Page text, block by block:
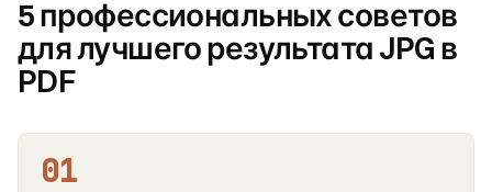
5 профессиональных советов
для лучшего результата JPG в
PDF
01